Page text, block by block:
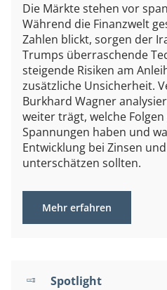
Die Märkte stehen vor
Während die Finanzwelt
Zahlen blickt, sorgen der
Trumps überraschende
steigende Risiken am
zusätzliche Unsicherheit.
Burkhard Wagner
weiter trägt, welche
Spannungen haben und
Entwicklung bei Zinsen
unterschätzen sollten.
Mehr erfahren
Spotlight